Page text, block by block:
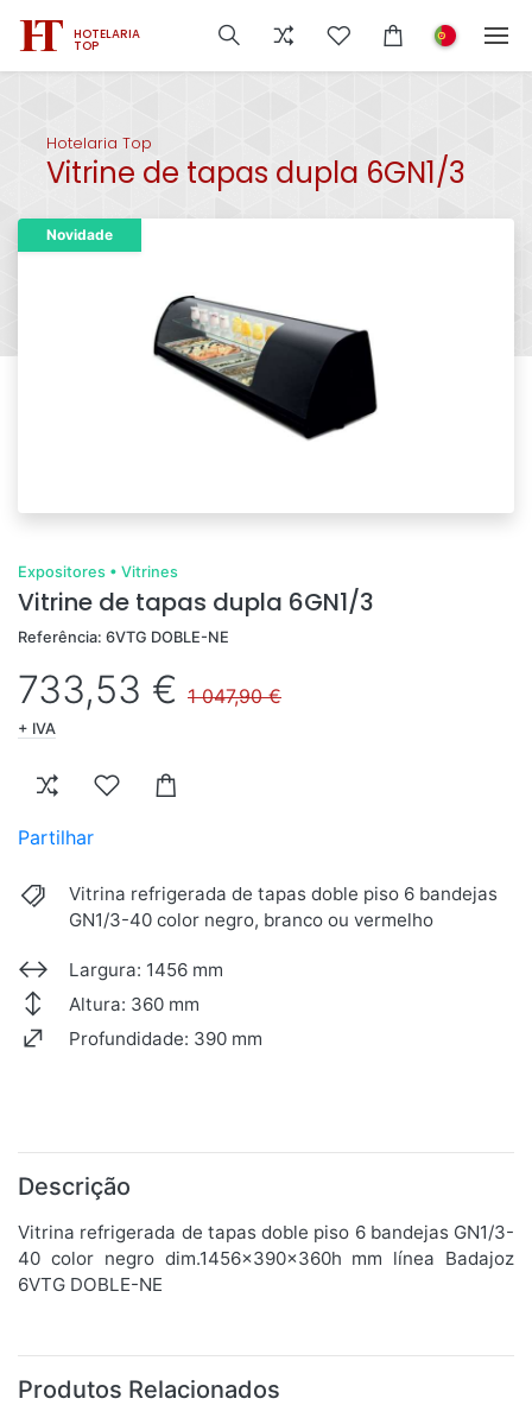
HOTELARIA
TOP
Hotelaria Top
Vitrine de tapas dupla 6GN1/3
Novidade
Expositores • Vitrines
Vitrine de tapas dupla 6GN1/3
Referência: 6VTG DOBLE-NE
733,53 € 1 047,90 €
+ IVA
Partilhar
Vitrina refrigerada de tapas doble piso 6 bandejas
GN1/3-40 color negro, branco ou vermelho
Largura: 1456 mm
Altura: 360 mm
Profundidade: 390 mm
Descrição
Vitrina refrigerada de tapas doble piso 6 bandejas GN1/3-
40 color negro dim.1456x390x360h mm línea Badajoz
6VTG DOBLE-NE
Produtos Relacionados